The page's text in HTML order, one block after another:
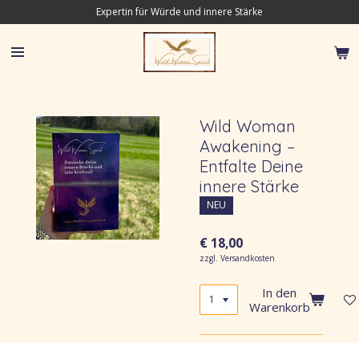
Expertin für Würde und innere Stärke
Wild Woman
Awakening –
Entfalte Deine
innere Stärke
NEU
€ 18,00
zzgl. Versandkosten
In den
Warenkorb